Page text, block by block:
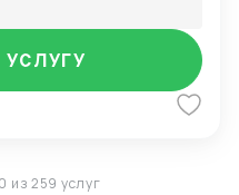
УСЛУГУ
из 259 услуг